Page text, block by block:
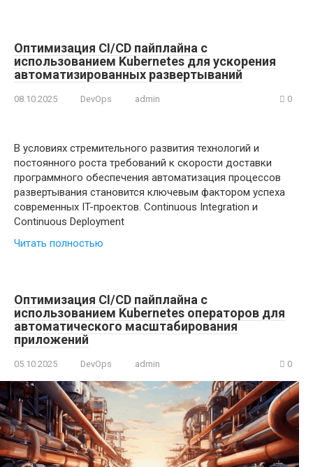
Оптимизация CI/CD пайплайна с
использованием Kubernetes для ускорения
автоматизированных развертываний
08.10.2025 DevOps admin 0
В условиях стремительного развития технологий и
постоянного роста требований к скорости доставки
программного обеспечения автоматизация процессов
развертывания становится ключевым фактором успеха
современных IT-проектов. Continuous Integration и
Continuous Deployment
Читать полностью
Оптимизация CI/CD пайплайна с
использованием Kubernetes операторов для
автоматического масштабирования
приложений
05.10.2025 DevOps admin 0